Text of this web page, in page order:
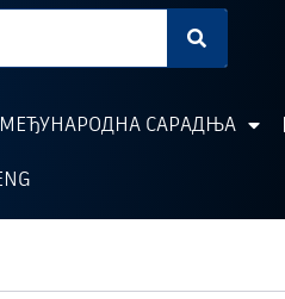
МЕЂУНАРОДНА САРАДЊА